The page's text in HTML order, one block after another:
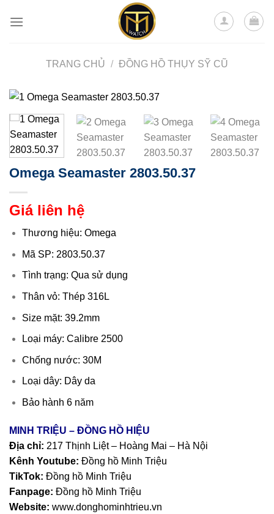
TRANG CHỦ / ĐỒNG HỒ THỤY SỸ CŨ
Omega Seamaster 2803.50.37
Giá liên hệ
Thương hiệu: Omega
Mã SP: 2803.50.37
Tình trạng: Qua sử dụng
Thân vỏ: Thép 316L
Size mặt: 39.2mm
Loại máy: Calibre 2500
Chống nước: 30M
Loại dây: Dây da
Bảo hành 6 năm
MINH TRIỆU – ĐỒNG HỒ HIỆU
Địa chỉ: 217 Thịnh Liệt – Hoàng Mai – Hà Nội
Kênh Youtube: Đồng hồ Minh Triệu
TikTok: Đồng hồ Minh Triệu
Fanpage: Đồng hồ Minh Triệu
Website: www.donghominhtrieu.vn